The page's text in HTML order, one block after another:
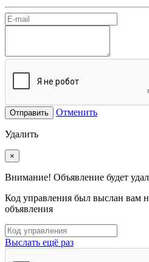
Отправить Отменить
Удалить
×
Внимание! Объявление будет
Код управления был выслан вам
объявления
Выслать ещё раз